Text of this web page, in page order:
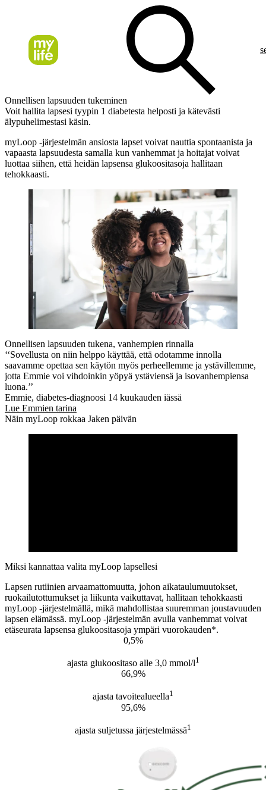
Onnellisen lapsuuden tukeminen
Voit hallita lapsesi tyypin 1 diabetesta helposti ja kätevästi
älypuhelimestasi käsin.
myLoop -järjestelmän ansiosta lapset voivat nauttia spontaanista ja
vapaasta lapsuudesta samalla kun vanhemmat ja hoitajat voivat
luottaa siihen, että heidän lapsensa glukoositasoja hallitaan
tehokkaasti.
Onnellisen lapsuuden tukena, vanhempien rinnalla
‘‘Sovellusta on niin helppo käyttää, että odotamme innolla
saavamme opettaa sen käytön myös perheellemme ja ystävillemme,
jotta Emmie voi vihdoinkin yöpyä ystäviensä ja isovanhempiensa
luona.’’
Emmie, diabetes-diagnoosi 14 kuukauden iässä
Lue Emmien tarina
Näin myLoop rokkaa Jaken päivän
Miksi kannattaa valita myLoop lapsellesi
Lapsen rutiinien arvaamattomuutta, johon aikataulumuutokset,
ruokailutottumukset ja liikunta vaikuttavat, hallitaan tehokkaasti
myLoop -järjestelmällä, mikä mahdollistaa suuremman joustavuuden
lapsen elämässä. myLoop -järjestelmän avulla vanhemmat voivat
etäseurata lapsensa glukoositasoja ympäri vuorokauden*.
0,5%
ajasta glukoositaso alle 3,0 mmol/l1
66,9%
ajasta tavoitealueella1
95,6%
ajasta suljetussa järjestelmässä1